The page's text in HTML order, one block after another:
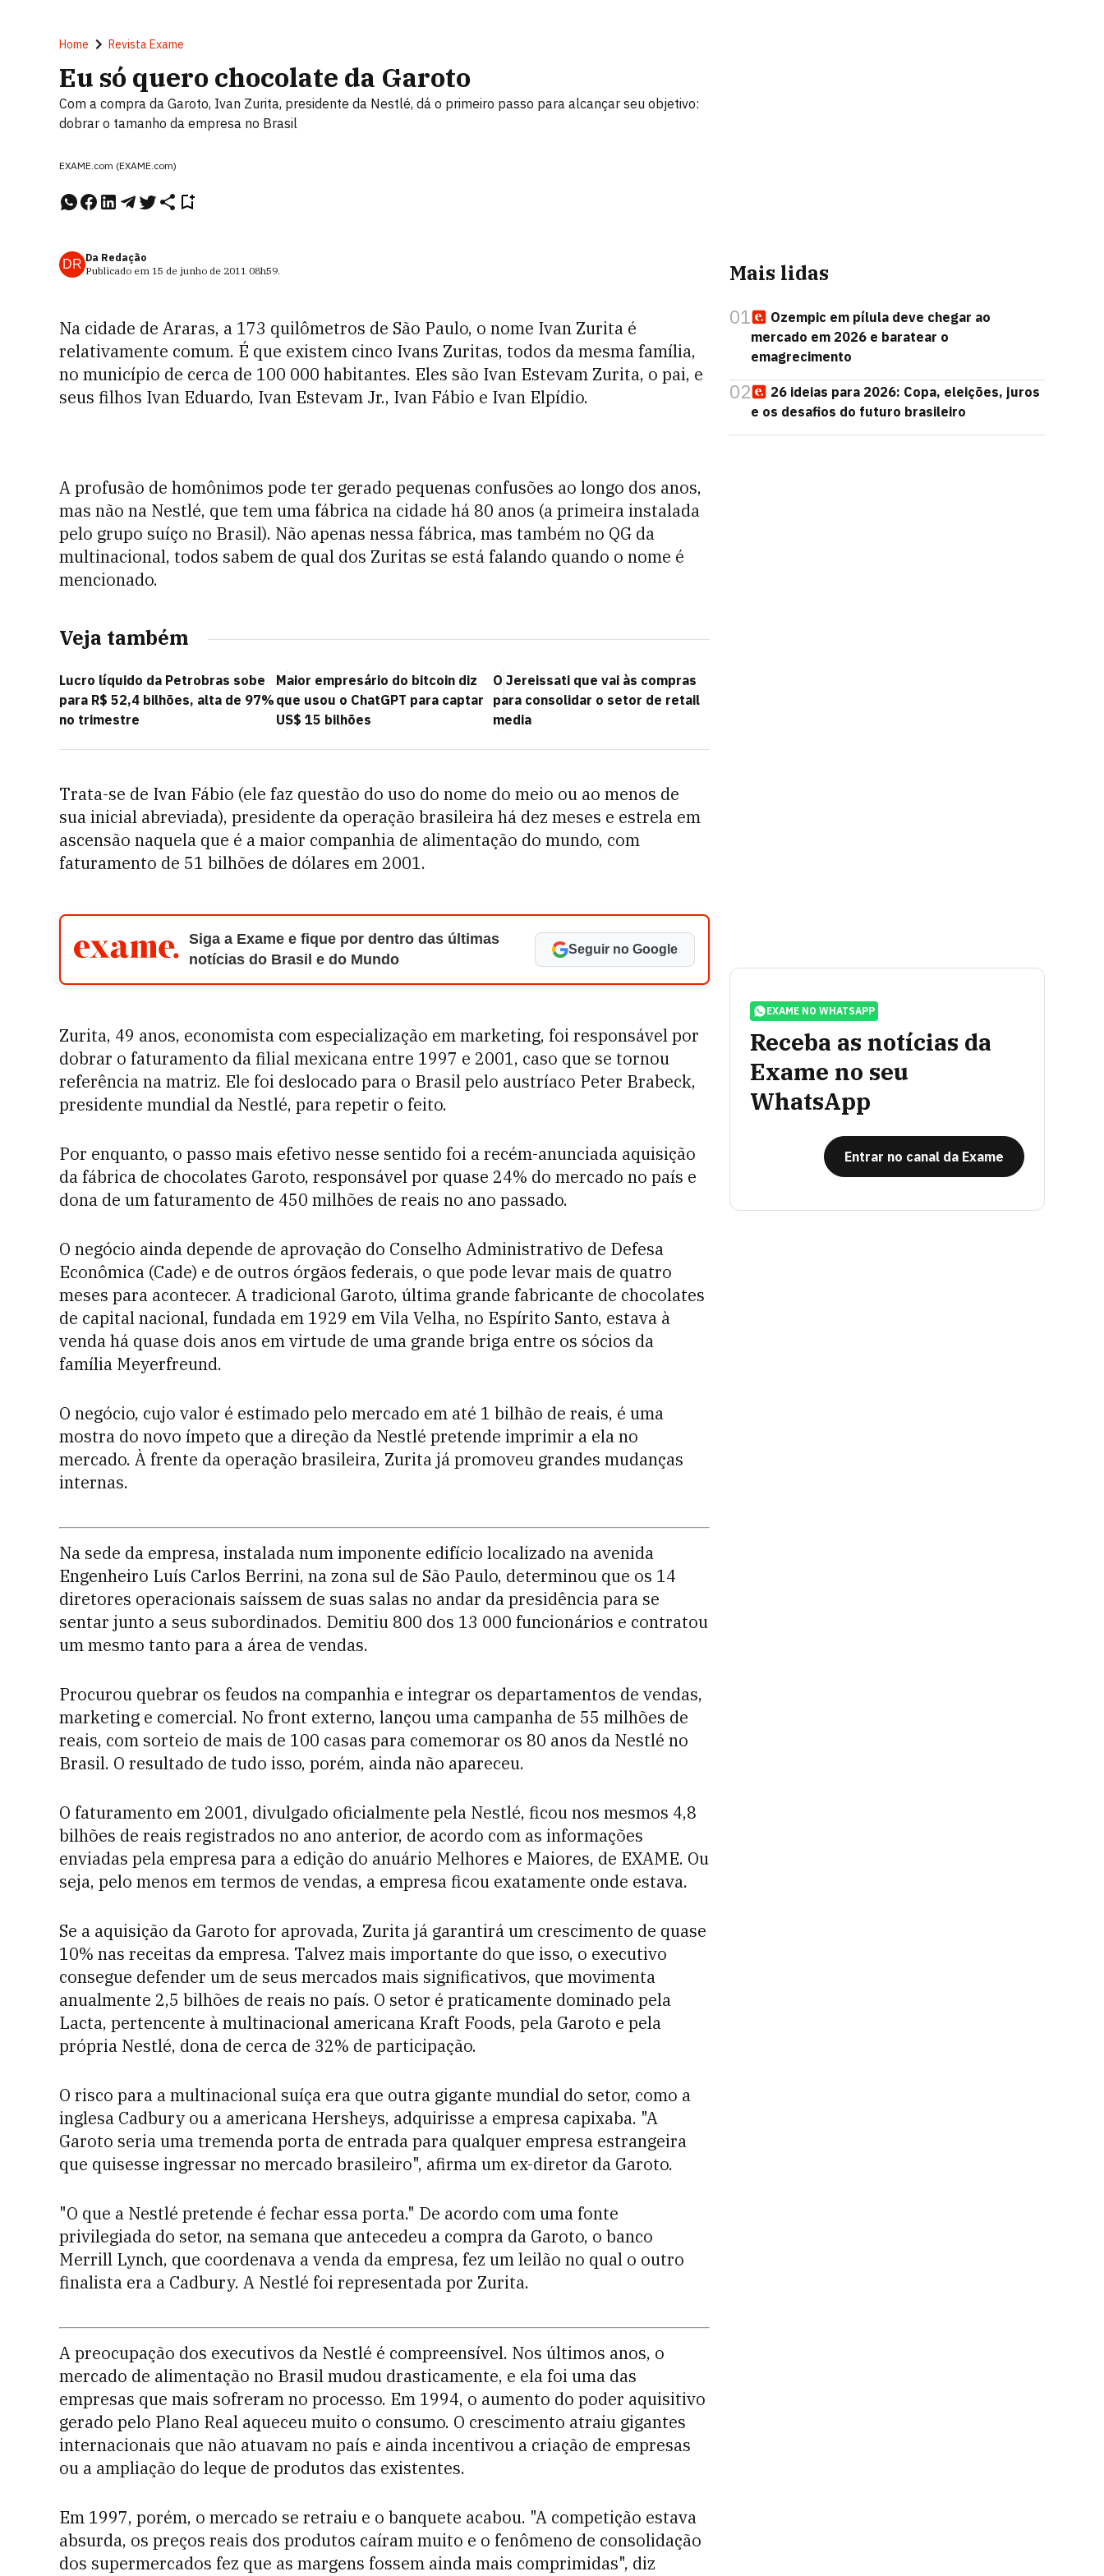
Home Revista Exame
Eu só quero chocolate da Garoto
Com a compra da Garoto, Ivan Zurita, presidente da Nestlé, dá o primeiro passo para alcançar seu objetivo:
dobrar o tamanho da empresa no Brasil
EXAME.com (EXAME.com)
DR Da Redação
Publicado em 15 de junho de 2011 08h59.
Na cidade de Araras, a 173 quilômetros de São Paulo, o nome Ivan Zurita é
relativamente comum. É que existem cinco Ivans Zuritas, todos da mesma família,
no município de cerca de 100 000 habitantes. Eles são Ivan Estevam Zurita, o pai, e
seus filhos Ivan Eduardo, Ivan Estevam Jr., Ivan Fábio e Ivan Elpídio.
A profusão de homônimos pode ter gerado pequenas confusões ao longo dos anos,
mas não na Nestlé, que tem uma fábrica na cidade há 80 anos (a primeira instalada
pelo grupo suíço no Brasil). Não apenas nessa fábrica, mas também no QG da
multinacional, todos sabem de qual dos Zuritas se está falando quando o nome é
mencionado.
Veja também
Lucro líquido da Petrobras sobe
para R$ 52,4 bilhões, alta de 97%
no trimestre
Maior empresário do bitcoin diz
que usou o ChatGPT para captar
US$ 15 bilhões
O Jereissati que vai às compras
para consolidar o setor de retail
media
Trata-se de Ivan Fábio (ele faz questão do uso do nome do meio ou ao menos de
sua inicial abreviada), presidente da operação brasileira há dez meses e estrela em
ascensão naquela que é a maior companhia de alimentação do mundo, com
faturamento de 51 bilhões de dólares em 2001.
Siga a Exame e fique por dentro das últimas
notícias do Brasil e do Mundo
Seguir no Google
Zurita, 49 anos, economista com especialização em marketing, foi responsável por
dobrar o faturamento da filial mexicana entre 1997 e 2001, caso que se tornou
referência na matriz. Ele foi deslocado para o Brasil pelo austríaco Peter Brabeck,
presidente mundial da Nestlé, para repetir o feito.
Por enquanto, o passo mais efetivo nesse sentido foi a recém-anunciada aquisição
da fábrica de chocolates Garoto, responsável por quase 24% do mercado no país e
dona de um faturamento de 450 milhões de reais no ano passado.
O negócio ainda depende de aprovação do Conselho Administrativo de Defesa
Econômica (Cade) e de outros órgãos federais, o que pode levar mais de quatro
meses para acontecer. A tradicional Garoto, última grande fabricante de chocolates
de capital nacional, fundada em 1929 em Vila Velha, no Espírito Santo, estava à
venda há quase dois anos em virtude de uma grande briga entre os sócios da
família Meyerfreund.
O negócio, cujo valor é estimado pelo mercado em até 1 bilhão de reais, é uma
mostra do novo ímpeto que a direção da Nestlé pretende imprimir a ela no
mercado. À frente da operação brasileira, Zurita já promoveu grandes mudanças
internas.
Na sede da empresa, instalada num imponente edifício localizado na avenida
Engenheiro Luís Carlos Berrini, na zona sul de São Paulo, determinou que os 14
diretores operacionais saíssem de suas salas no andar da presidência para se
sentar junto a seus subordinados. Demitiu 800 dos 13 000 funcionários e contratou
um mesmo tanto para a área de vendas.
Procurou quebrar os feudos na companhia e integrar os departamentos de vendas,
marketing e comercial. No front externo, lançou uma campanha de 55 milhões de
reais, com sorteio de mais de 100 casas para comemorar os 80 anos da Nestlé no
Brasil. O resultado de tudo isso, porém, ainda não apareceu.
O faturamento em 2001, divulgado oficialmente pela Nestlé, ficou nos mesmos 4,8
bilhões de reais registrados no ano anterior, de acordo com as informações
enviadas pela empresa para a edição do anuário Melhores e Maiores, de EXAME. Ou
seja, pelo menos em termos de vendas, a empresa ficou exatamente onde estava.
Se a aquisição da Garoto for aprovada, Zurita já garantirá um crescimento de quase
10% nas receitas da empresa. Talvez mais importante do que isso, o executivo
consegue defender um de seus mercados mais significativos, que movimenta
anualmente 2,5 bilhões de reais no país. O setor é praticamente dominado pela
Lacta, pertencente à multinacional americana Kraft Foods, pela Garoto e pela
própria Nestlé, dona de cerca de 32% de participação.
O risco para a multinacional suíça era que outra gigante mundial do setor, como a
inglesa Cadbury ou a americana Hersheys, adquirisse a empresa capixaba. "A
Garoto seria uma tremenda porta de entrada para qualquer empresa estrangeira
que quisesse ingressar no mercado brasileiro", afirma um ex-diretor da Garoto.
"O que a Nestlé pretende é fechar essa porta." De acordo com uma fonte
privilegiada do setor, na semana que antecedeu a compra da Garoto, o banco
Merrill Lynch, que coordenava a venda da empresa, fez um leilão no qual o outro
finalista era a Cadbury. A Nestlé foi representada por Zurita.
A preocupação dos executivos da Nestlé é compreensível. Nos últimos anos, o
mercado de alimentação no Brasil mudou drasticamente, e ela foi uma das
empresas que mais sofreram no processo. Em 1994, o aumento do poder aquisitivo
gerado pelo Plano Real aqueceu muito o consumo. O crescimento atraiu gigantes
internacionais que não atuavam no país e ainda incentivou a criação de empresas
ou a ampliação do leque de produtos das existentes.
Em 1997, porém, o mercado se retraiu e o banquete acabou. "A competição estava
absurda, os preços reais dos produtos caíram muito e o fenômeno de consolidação
dos supermercados fez que as margens fossem ainda mais comprimidas", diz
Mais lidas
01
Ozempic em pílula deve chegar ao
mercado em 2026 e baratear o
emagrecimento
02
26 ideias para 2026: Copa, eleições, juros
e os desafios do futuro brasileiro
EXAME NO WHATSAPP
Receba as notícias da
Exame no seu
WhatsApp
Entrar no canal da Exame